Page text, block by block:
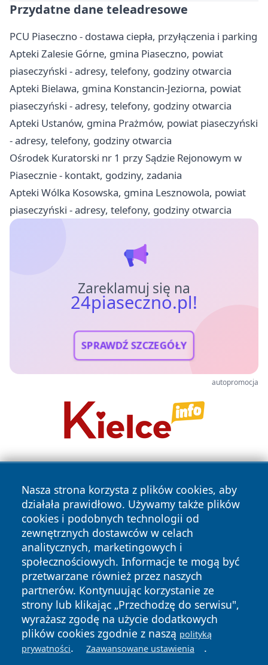
Przydatne dane teleadresowe
PCU Piaseczno - dostawa ciepła, przyłączenia i parking
Apteki Zalesie Górne, gmina Piaseczno, powiat
piaseczyński - adresy, telefony, godziny otwarcia
Apteki Bielawa, gmina Konstancin-Jeziorna, powiat
piaseczyński - adresy, telefony, godziny otwarcia
Apteki Ustanów, gmina Prażmów, powiat piaseczyński
- adresy, telefony, godziny otwarcia
Ośrodek Kuratorski nr 1 przy Sądzie Rejonowym w
Piasecznie - kontakt, godziny, zadania
Apteki Wólka Kosowska, gmina Lesznowola, powiat
piaseczyński - adresy, telefony, godziny otwarcia
Zareklamuj się na
24piaseczno.pl!
SPRAWDŹ SZCZEGÓŁY
autopromocja
Nasza strona korzysta z plików cookies, aby
działała prawidłowo. Używamy także plików
cookies i podobnych technologii od
zewnętrznych dostawców w celach
analitycznych, marketingowych i
społecznościowych. Informacje te mogą być
przetwarzane również przez naszych
partnerów. Kontynuując korzystanie ze
strony lub klikając „Przechodzę do serwisu",
wyrażasz zgodę na użycie dodatkowych
plików cookies zgodnie z naszą polityką
prywatności. Zaawansowane ustawienia .
Copyright © 2026 24piaseczno.pl Wszystkie prawa
zastrzeżone.
News Autorzy
Polityka
Prywatności
Polityka
Cookies